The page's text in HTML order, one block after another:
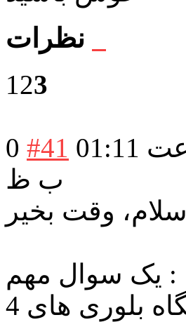
123
0 #41 در تاریخ: دوشنبه 13 بهمن 1399 ، ساعت 01:11
ب ظ
سلام، وقت بخیر
یک سوال مهم :
در فیلمهای اورجینال و دستگاه بلوری های 4K UHD نمیخوان